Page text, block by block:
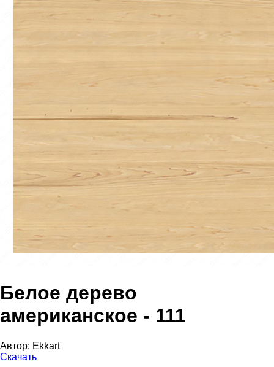
Белое дерево
американское - 111
Автор: Ekkart
Скачать